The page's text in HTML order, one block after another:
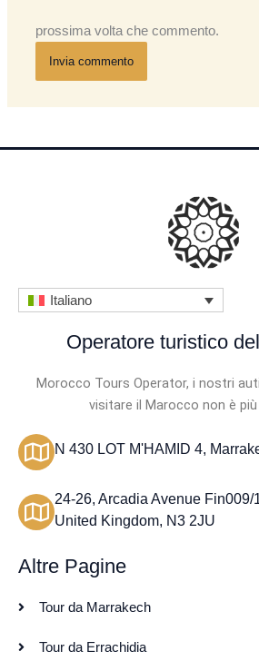
prossima volta che commento.
Italiano
Operatore turistico
Morocco Tours Operator, i nostri
visitare il Marocco non è
N 430 LOT M'HAMID 4,
24-26, Arcadia Avenue Fin009/
United Kingdom, N3 2JU
Altre Pagine
Tour da Marrakech
Tour da Errachidia